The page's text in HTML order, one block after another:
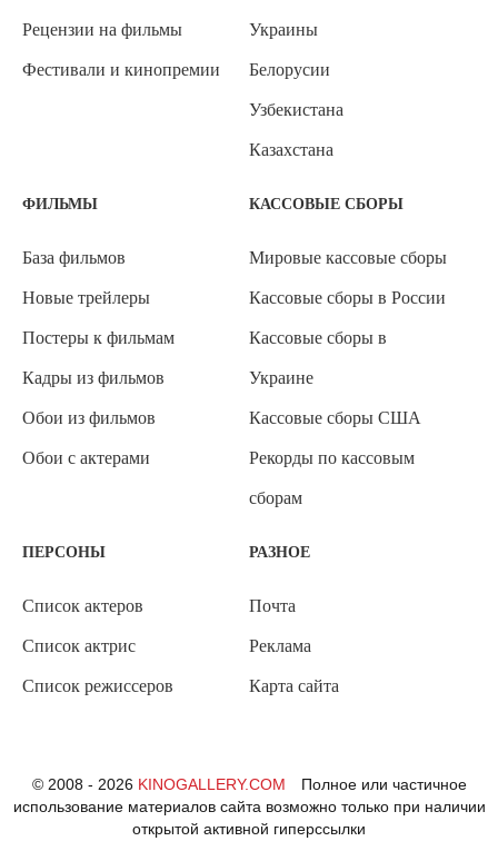
Рецензии на фильмы
Фестивали и кинопремии
Украины
Белорусии
Узбекистана
Казахстана
ФИЛЬМЫ
База фильмов
Новые трейлеры
Постеры к фильмам
Кадры из фильмов
Обои из фильмов
Обои с актерами
КАССОВЫЕ СБОРЫ
Мировые кассовые сборы
Кассовые сборы в России
Кассовые сборы в
Украине
Кассовые сборы США
Рекорды по кассовым
сборам
ПЕРСОНЫ
Список актеров
Список актрис
Список режиссеров
РАЗНОЕ
Почта
Реклама
Карта сайта
© 2008 - 2026 KINOGALLERY.COM
Полное или частичное
использование материалов сайта возможно только при наличии
открытой активной гиперссылки